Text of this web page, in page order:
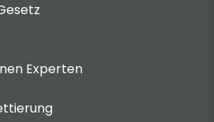
Experten